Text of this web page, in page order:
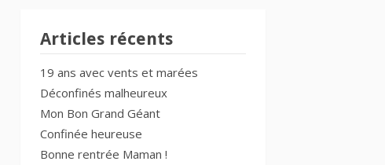
Articles récents
19 ans avec vents et marées
Déconfinés malheureux
Mon Bon Grand Géant
Confinée heureuse
Bonne rentrée Maman !